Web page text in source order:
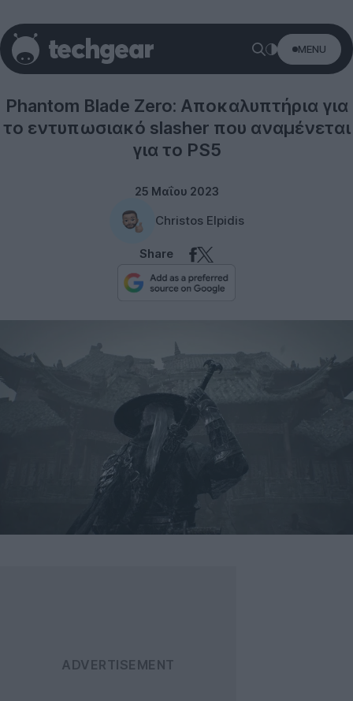
MENU
Phantom Blade Zero: Αποκαλυπτήρια για
το εντυπωσιακό slasher που αναμένεται
για το PS5
25 Μαΐου 2023
Christos Elpidis
Share